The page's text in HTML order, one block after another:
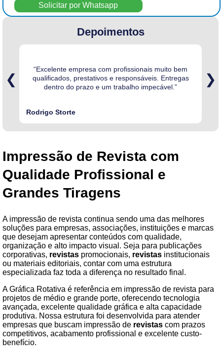
Solicitar por Whatsapp
Depoimentos
❮
“Excelente empresa com profissionais muito bem
qualificados, prestativos e responsáveis. Entregas
dentro do prazo e um trabalho impecável.”
Rodrigo Storte
❯
Impressão de Revista com
Qualidade Profissional e
Grandes Tiragens
A impressão de revista continua sendo uma das melhores
soluções para empresas, associações, instituições e marcas
que desejam apresentar conteúdos com qualidade,
organização e alto impacto visual. Seja para publicações
corporativas, revistas promocionais, revistas institucionais
ou materiais editoriais, contar com uma estrutura
especializada faz toda a diferença no resultado final.
A Gráfica Rotativa é referência em impressão de revista para
projetos de médio e grande porte, oferecendo tecnologia
avançada, excelente qualidade gráfica e alta capacidade
produtiva. Nossa estrutura foi desenvolvida para atender
empresas que buscam impressão de revistas com prazos
competitivos, acabamento profissional e excelente custo-
benefício.